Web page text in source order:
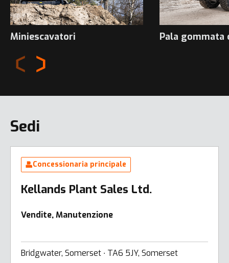
Miniescavatori Pala gommata
Sedi
Concessionaria principale
Kellands Plant Sales Ltd.
Vendite, Manutenzione
Bridgwater, Somerset ∙ TA6 5JY, Somerset